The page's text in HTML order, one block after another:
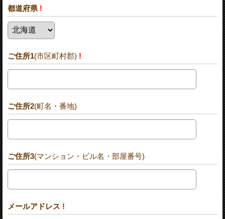
都道府県 !
ご住所1(市区町村郡) !
ご住所2(町名・番地)
ご住所3(マンション・ビル名・部屋番号)
メールアドレス !